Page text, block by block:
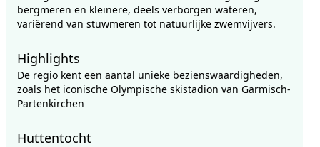
bergmeren en kleinere, deels verborgen wateren,
variërend van stuwmeren tot natuurlijke zwemvijvers.
Highlights
De regio kent een aantal unieke bezienswaardigheden,
zoals het iconische Olympische skistadion van Garmisch-
Partenkirchen
Huttentocht